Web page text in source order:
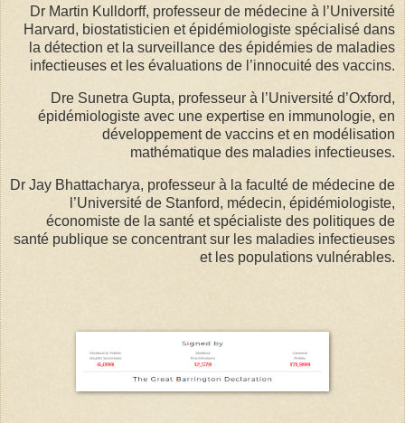
Dr Martin Kulldorff, professeur de médecine à l’Université
Harvard, biostatisticien et épidémiologiste spécialisé dans
la détection et la surveillance des épidémies de maladies
infectieuses et les évaluations de l’innocuité des vaccins.
Dre Sunetra Gupta, professeur à l’Université d’Oxford,
épidémiologiste avec une expertise en immunologie, en
développement de vaccins et en modélisation
mathématique des maladies infectieuses.
Dr Jay Bhattacharya, professeur à la faculté de médecine de
l’Université de Stanford, médecin, épidémiologiste,
économiste de la santé et spécialiste des politiques de
santé publique se concentrant sur les maladies infectieuses
et les populations vulnérables.